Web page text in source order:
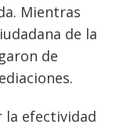
Mientras
de la
de
la efectividad